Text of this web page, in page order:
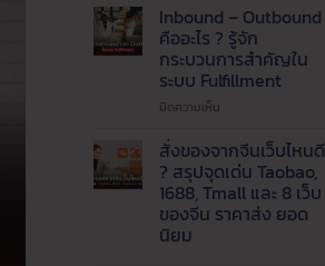
แพ็ค
ของ
ไม่ทัน
!
เรียก
ใช้
แพ็ค
สินค้า
และ
จัด
Inbound – Outbound
คืออะไร ? รู้จัก
กระบวนการสำคัญใน
ระบบ Fulfillment
ปิดความเห็นบน
–
Outbound
คือ
อะไร
?
สั่งของจากจีนเว็บไหนดี
? สรุปจุดเด่น Taobao,
1688, Tmall และ 8 เว็บ
ของจีน ราคาส่ง ยอด
นิยม